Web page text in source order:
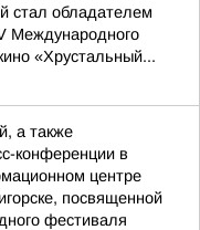
стал обладателем
Международного
«Хрустальный...
а также
конференции в
центре
посвященной
фестиваля